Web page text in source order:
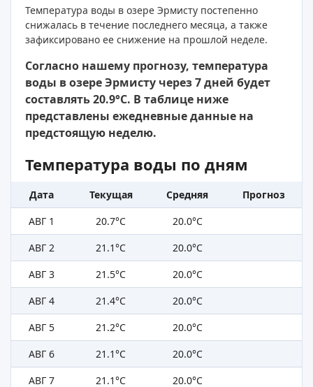
Температура воды в озере Эрмисту постепенно
снижалась в течение последнего месяца, а также
зафиксировано ее снижение на прошлой неделе.
Согласно нашему прогнозу, температура
воды в озере Эрмисту через 7 дней будет
составлять 20.9°C. В таблице ниже
представлены ежедневные данные на
предстоящую неделю.
Температура воды по дням
Дата Текущая Средняя
Прогноз
АВГ 1
20.7°C
20.0°C
АВГ 2
21.1°C
20.0°C
АВГ 3
21.5°C
20.0°C
АВГ 4
21.4°C
20.0°C
АВГ 5
21.2°C
20.0°C
АВГ 6
21.1°C
20.0°C
АВГ 7
21.1°C 20.0°C